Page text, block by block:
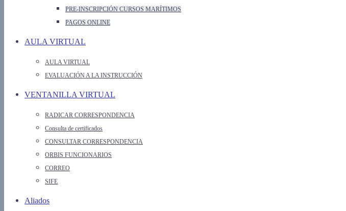
PRE-INSCRIPCIÓN CURSOS MARÍTIMOS
PAGOS ONLINE
AULA VIRTUAL
AULA VIRTUAL
EVALUACIÓN A LA INSTRUCCIÓN
VENTANILLA VIRTUAL
RADICAR CORRESPONDENCIA
Consulta de certificados
CONSULTAR CORRESPONDENCIA
ORBIS FUNCIONARIOS
CORREO
SIFE
Aliados